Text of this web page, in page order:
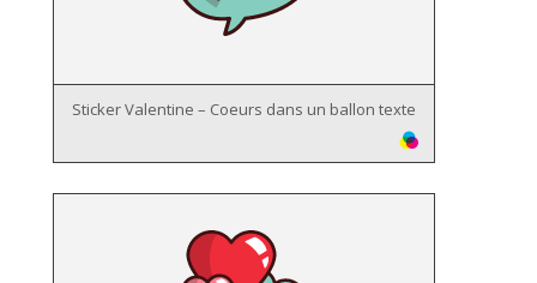
Sticker Valentine – Coeurs dans un ballon texte